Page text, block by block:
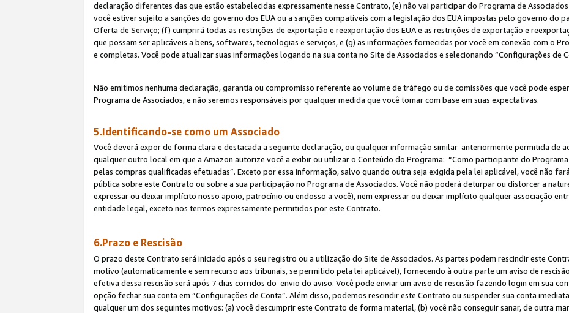
declaração diferentes das que estão estabelecidas expressamente nesse Contrato, (e) não vai participar do Programa de
você estiver sujeito a sanções do governo dos EUA ou a sanções compatíveis com a legislação dos EUA impostas pelo governo do
Oferta de Serviço; (f) cumprirá todas as restrições de exportação e reexportação dos EUA e as restrições de exportação e
que possam ser aplicáveis a bens, softwares, tecnologias e serviços, e (g) as informações fornecidas por você em conexão com o
e completas. Você pode atualizar suas informações logando na sua conta no Site de Associados e selecionando “Configurações de
Não emitimos nenhuma declaração, garantia ou compromisso referente ao volume de tráfego ou de comissões que você pode
Programa de Associados, e não seremos responsáveis por qualquer medida que você tomar com base em suas expectativas.
5.Identificando-se como um Associado
Você deverá expor de forma clara e destacada a seguinte declaração, ou qualquer informação similar anteriormente permitida de
qualquer outro local em que a Amazon autorize você a exibir ou utilizar o Conteúdo do Programa: “Como participante do
pelas compras qualificadas efetuadas”. Exceto por essa informação, salvo quando outra seja exigida pela lei aplicável, você não
pública sobre este Contrato ou sobre a sua participação no Programa de Associados. Você não poderá deturpar ou distorcer a
expressar ou deixar implícito nosso apoio, patrocínio ou endosso a você), nem expressar ou deixar implícito qualquer associação
entidade legal, exceto nos termos expressamente permitidos por este Contrato.
6.Prazo e Rescisão
O prazo deste Contrato será iniciado após o seu registro ou a utilização do Site de Associados. As partes podem rescindir este
motivo (automaticamente e sem recurso aos tribunais, se permitido pela lei aplicável), fornecendo à outra parte um aviso de
efetiva dessa rescisão será após 7 dias corridos do envio do aviso. Você pode enviar um aviso de rescisão fazendo login em sua
opção fechar sua conta em “Configurações de Conta”. Além disso, podemos rescindir este Contrato ou suspender sua conta
qualquer um dos seguintes motivos: (a) você descumprir este Contrato de forma material, (b) você não conseguir sanar, de outra